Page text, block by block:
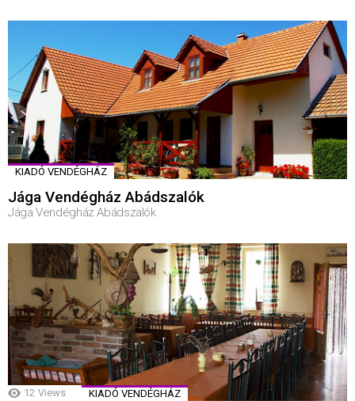
KIADÓ VENDÉGHÁZ
Jága Vendégház Abádszalók
Jága Vendégház Abádszalók
12 Views KIADÓ VENDÉGHÁZ